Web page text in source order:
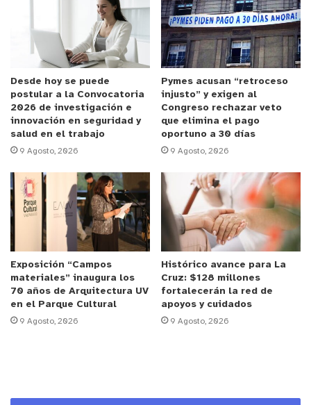
oficinas durante varias semanas hasta que
finalmente me subieron a un bus, y después ya
estaba 30 días arriba de un bus y descansaba 7
días… Más o menos así funcionaba, no reniego eso
porque fue una enseñanza”, expresó el ex dueño de
PC Factory.
Además, el cofundador de PC Factory sinceró que
“realmente era una pega súper pesada, y a veces
las máquinas estaban hediondas y vomitadas”.
Debido a su constancia y su visión de negocio,
Rodrigo fue pionero en la venta de artículos
tecnológicos, donde con un modelo de armado de
PCs a pedido del cliente y negocios basado en la
venta por internet, PC Factory se convirtió en el
principal retail tecnológico.
Sommer, y Citigroup, Patricio Baeza, según
Desde hoy se puede
postular a la Convocatoria
2026 de investigación e
innovación en seguridad y
salud en el trabajo
9 Agosto, 2026
Pymes acusan “retroceso
injusto” y exigen al
Congreso rechazar veto
que elimina el pago
oportuno a 30 días
9 Agosto, 2026
Exposición “Campos
materiales” inaugura los
70 años de Arquitectura UV
en el Parque Cultural
9 Agosto, 2026
Histórico avance para La
Cruz: $128 millones
fortalecerán la red de
apoyos y cuidados
9 Agosto, 2026